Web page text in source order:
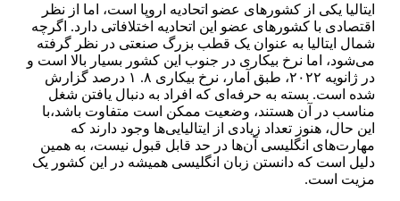
ایتالیا یکی از کشور‌های عضو اتحادیه اروپا است، اما از نظر
اقتصادی با کشور‌های عضو این اتحادیه اختلافاتی دارد. اگرچه
شمال ایتالیا به عنوان یک قطب بزرگ صنعتی در نظر گرفته
می‌شود، اما نرخ بیکاری در جنوب این کشور بسیار بالا است و
در ژانویه ۲۰۲۲، طبق آمار، نرخ بیکاری ۸. ۱ درصد گزارش
شده است. بسته به حرفه‌ای که افراد به دنبال یافتن شغل
مناسب در آن هستند، وضعیت ممکن است متفاوت باشد،با
این حال، هنوز تعداد زیادی از ایتالیایی‌ها وجود دارند که
مهارت‌های انگلیسی آن‌ها در حد قابل قبول نیست، به همین
دلیل است که دانستن زبان انگلیسی همیشه در این کشور یک
مزیت است.